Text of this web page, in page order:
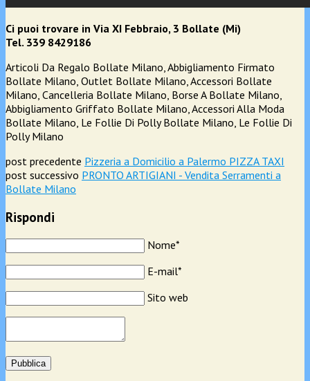
Ci puoi trovare in Via XI Febbraio, 3 Bollate (Mi)
Tel. 339 8429186
Articoli Da Regalo Bollate Milano, Abbigliamento Firmato
Bollate Milano, Outlet Bollate Milano, Accessori Bollate
Milano, Cancelleria Bollate Milano, Borse A Bollate Milano,
Abbigliamento Griffato Bollate Milano, Accessori Alla Moda
Bollate Milano, Le Follie Di Polly Bollate Milano, Le Follie Di
Polly Milano
post precedente Pizzeria a Domicilio a Palermo PIZZA TAXI
post successivo PRONTO ARTIGIANI - Vendita Serramenti a
Bollate Milano
Rispondi
Nome*
E-mail*
Sito web
Pubblica